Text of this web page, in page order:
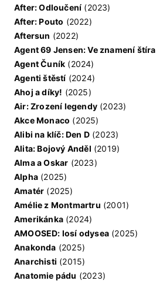
After: Odloučení (2023)
After: Pouto (2022)
Aftersun (2022)
Agent 69 Jensen: Ve znamení štíra
Agent Čuník (2024)
Agenti štěstí (2024)
Ahoj a díky! (2025)
Air: Zrození legendy (2023)
Akce Monaco (2025)
Alibi na klíč: Den D (2023)
Alita: Bojový Anděl (2019)
Alma a Oskar (2023)
Alpha (2025)
Amatér (2025)
Amélie z Montmartru (2001)
Amerikánka (2024)
AMOOSED: losí odysea (2025)
Anakonda (2025)
Anarchisti (2015)
Anatomie pádu (2023)